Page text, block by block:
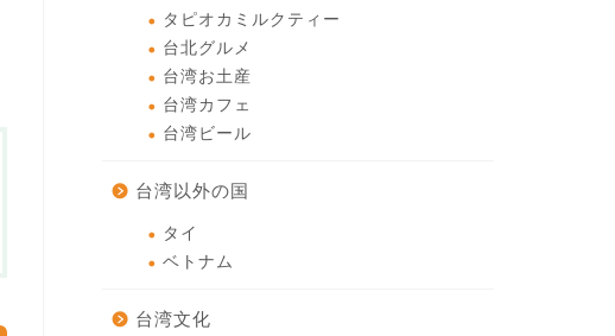
タピオカミルクティー
台北グルメ
台湾お土産
台湾カフェ
台湾ビール
台湾以外の国
タイ
ベトナム
台湾文化